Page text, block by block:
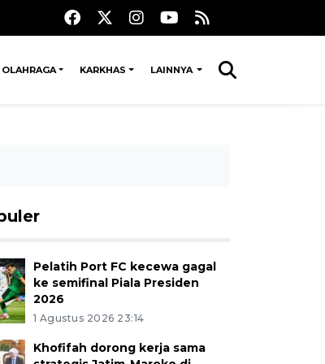
OLAHRAGA KARKHAS LAINNYA
Pelatih Port FC kecewa gagal
ke semifinal Piala Presiden
2026
1 Agustus 2026 23:14
Khofifah dorong kerja sama